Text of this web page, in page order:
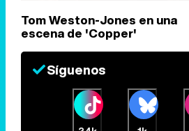
Tom Weston-Jones en una
escena de 'Copper'
Síguenos